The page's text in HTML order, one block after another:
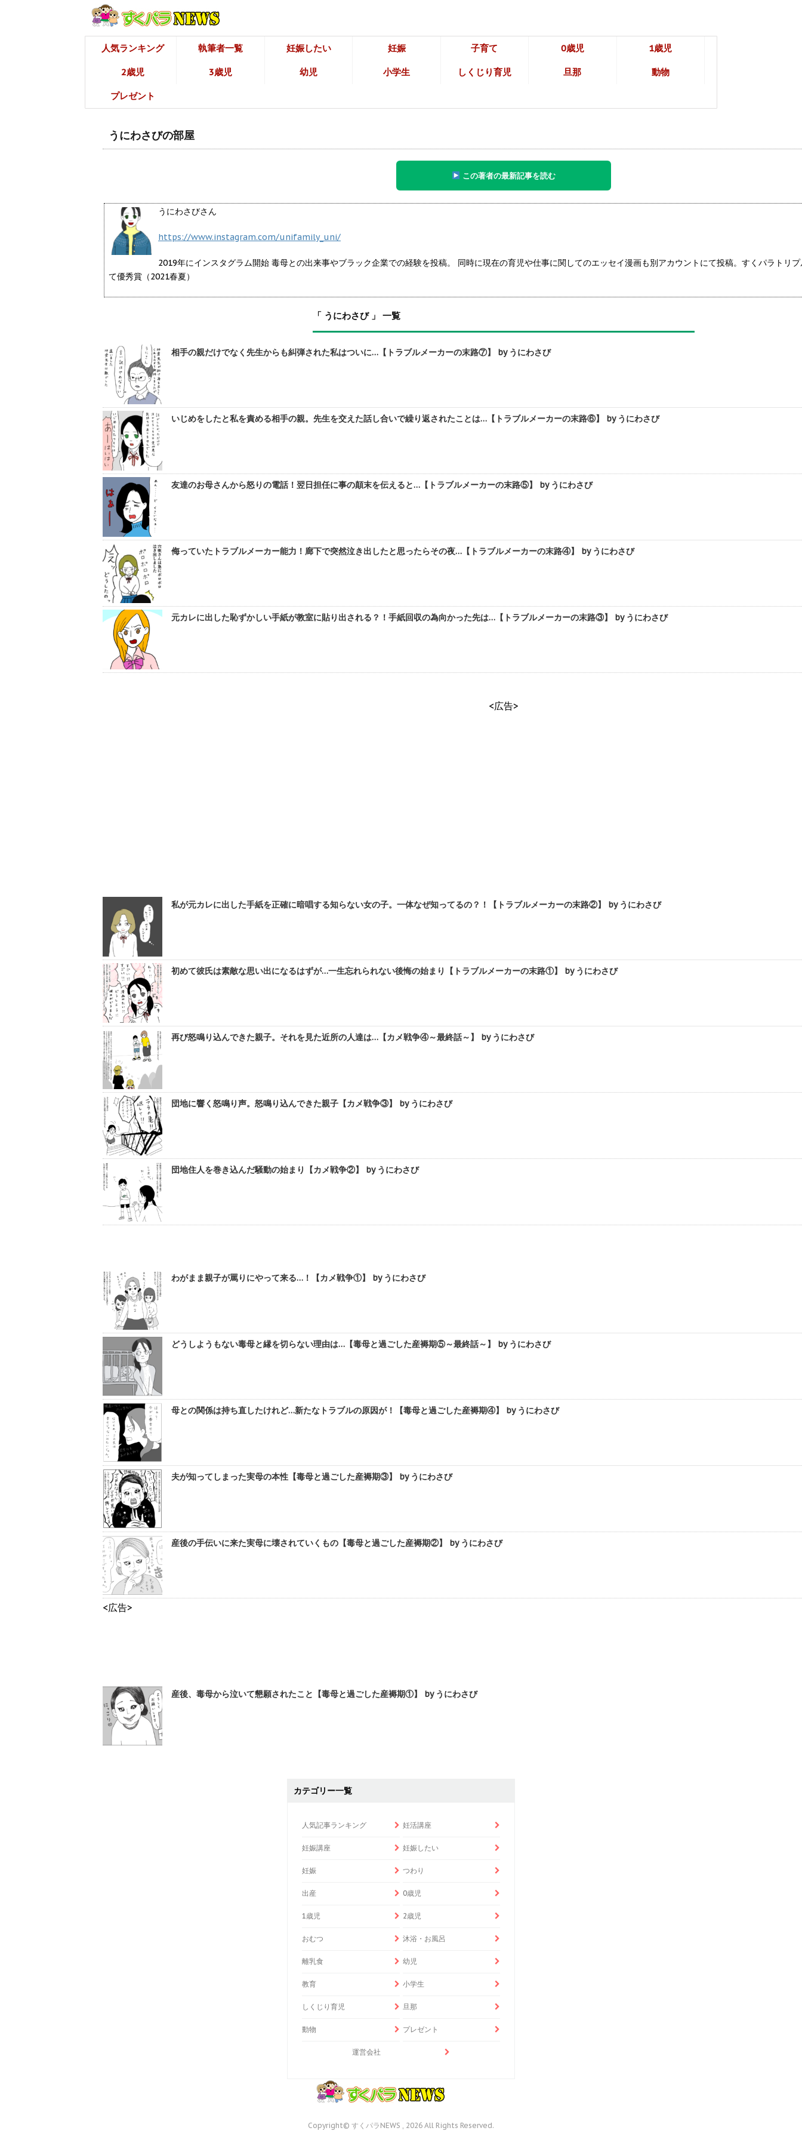
人気ランキング 執筆者一覧 妊娠したい 妊娠 子育て 0歳児 1歳児
2歳児 3歳児 幼児 小学生 しくじり育児 旦那 動物
プレゼント
うにわさびの部屋
この著者の最新記事を読む
うにわさびさん
https://www.instagram.com/unifamily_uni/
2019年にインスタグラム開始 毒母との出来事やブラック企業での経験を投稿。 同時に現在の育児や仕事に関してのエッセイ漫画も別アカウントにて投稿。すくパラトリ
て優秀賞（2021春夏）
「 うにわさび 」 一覧
相手の親だけでなく先生からも糾弾された私はついに…【トラブルメーカーの末路⑦】 by うにわさび
いじめをしたと私を責める相手の親。先生を交えた話し合いで繰り返されたことは…【トラブルメーカーの末路⑥】 by うにわさび
友達のお母さんから怒りの電話！翌日担任に事の顛末を伝えると…【トラブルメーカーの末路⑤】 by うにわさび
侮っていたトラブルメーカー能力！廊下で突然泣き出したと思ったらその夜…【トラブルメーカーの末路④】 by うにわさび
元カレに出した恥ずかしい手紙が教室に貼り出される？！手紙回収の為向かった先は…【トラブルメーカーの末路③】 by うにわさび
<広告>
私が元カレに出した手紙を正確に暗唱する知らない女の子。一体なぜ知ってるの？！【トラブルメーカーの末路②】 by うにわさび
初めて彼氏は素敵な思い出になるはずが…一生忘れられない後悔の始まり【トラブルメーカーの末路①】 by うにわさび
再び怒鳴り込んできた親子。それを見た近所の人達は…【カメ戦争④～最終話～】 by うにわさび
団地に響く怒鳴り声。怒鳴り込んできた親子【カメ戦争③】 by うにわさび
団地住人を巻き込んだ騒動の始まり【カメ戦争②】 by うにわさび
わがまま親子が罵りにやって来る…！【カメ戦争①】 by うにわさび
どうしようもない毒母と縁を切らない理由は…【毒母と過ごした産褥期⑤～最終話～】 by うにわさび
母との関係は持ち直したけれど…新たなトラブルの原因が！【毒母と過ごした産褥期④】 by うにわさび
夫が知ってしまった実母の本性【毒母と過ごした産褥期③】 by うにわさび
産後の手伝いに来た実母に壊されていくもの【毒母と過ごした産褥期②】 by うにわさび
<広告>
産後、毒母から泣いて懇願されたこと【毒母と過ごした産褥期①】 by うにわさび
カテゴリー一覧
人気記事ランキング 妊活講座
妊娠講座 妊娠したい
妊娠 つわり
出産 0歳児
1歳児 2歳児
おむつ 沐浴・お風呂
離乳食 幼児
教育 小学生
しくじり育児 旦那
動物 プレゼント
運営会社
Copyright© すくパラNEWS , 2026 All Rights Reserved.